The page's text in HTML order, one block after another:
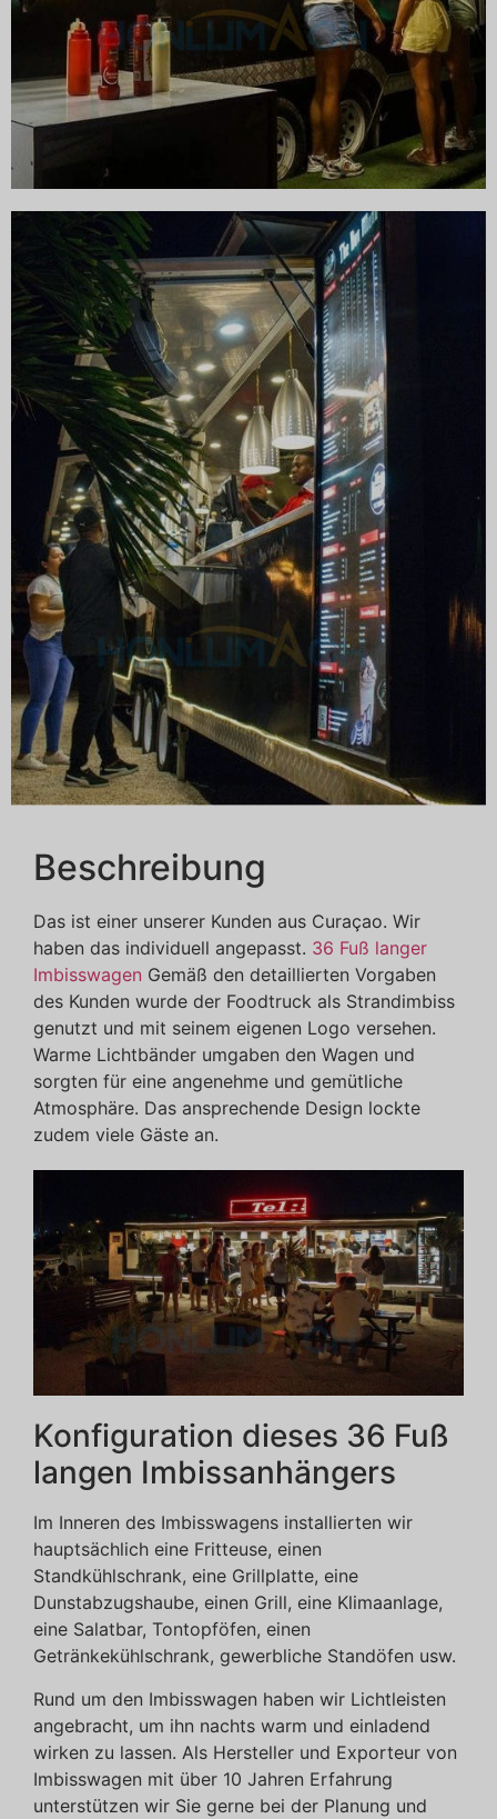
Beschreibung
Das ist einer unserer Kunden aus Curaçao. Wir
haben das individuell angepasst. 36 Fuß langer
Imbisswagen Gemäß den detaillierten Vorgaben
des Kunden wurde der Foodtruck als Strandimbiss
genutzt und mit seinem eigenen Logo versehen.
Warme Lichtbänder umgaben den Wagen und
sorgten für eine angenehme und gemütliche
Atmosphäre. Das ansprechende Design lockte
zudem viele Gäste an.
Konfiguration dieses 36 Fuß
langen Imbissanhängers
Im Inneren des Imbisswagens installierten wir
hauptsächlich eine Fritteuse, einen
Standkühlschrank, eine Grillplatte, eine
Dunstabzugshaube, einen Grill, eine Klimaanlage,
eine Salatbar, Tontopföfen, einen
Getränkekühlschrank, gewerbliche Standöfen usw.
Rund um den Imbisswagen haben wir Lichtleisten
angebracht, um ihn nachts warm und einladend
wirken zu lassen. Als Hersteller und Exporteur von
Imbisswagen mit über 10 Jahren Erfahrung
unterstützen wir Sie gerne bei der Planung und